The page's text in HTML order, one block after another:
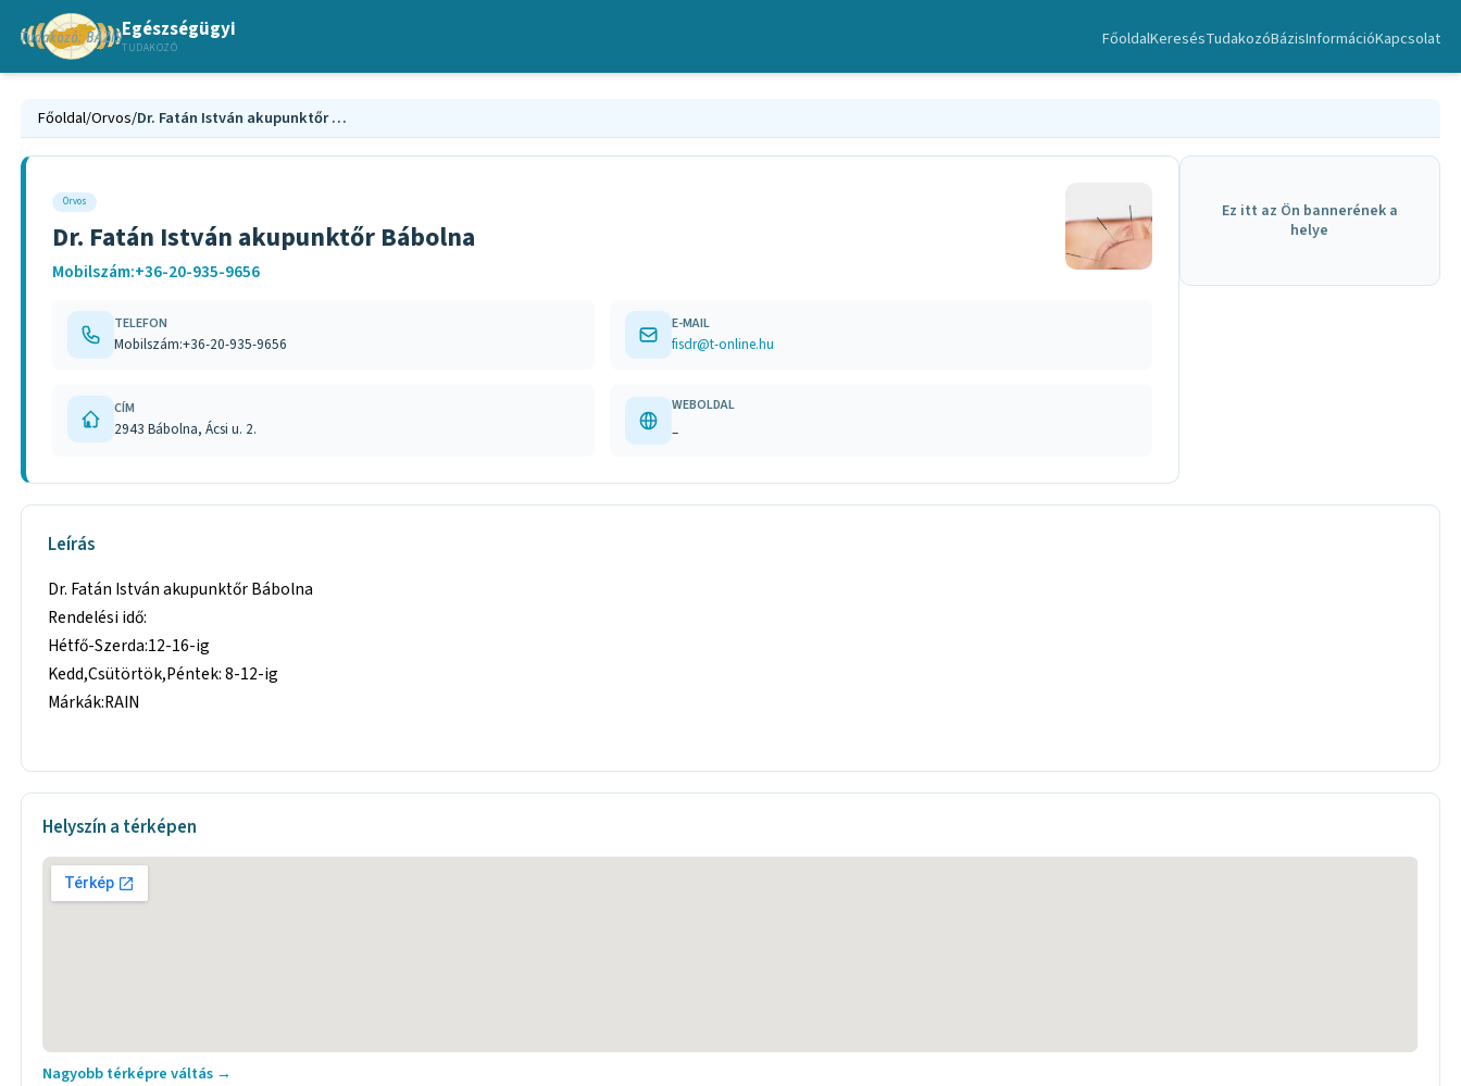
Egészségügyi
TUDAKOZÓ FőoldalKeresésTudakozóBázisInformációKapcsolat
Főoldal/Orvos/ Dr. Fatán István akupunktőr Bábolna
Orvos
Dr. Fatán István akupunktőr Bábolna
Mobilszám:+36-20-935-9656
TELEFON
Mobilszám:+36-20-935-9656
E-MAIL
fisdr@t-online.hu
CÍM
2943 Bábolna, Ácsi u. 2.
WEBOLDAL
–
Ez itt az Ön bannerének a
helye
Leírás
Dr. Fatán István akupunktőr Bábolna
Rendelési idő:
Hétfő-Szerda:12-16-ig
Kedd,Csütörtök,Péntek: 8-12-ig
Márkák:RAIN
Helyszín a térképen
Nagyobb térképre váltás →